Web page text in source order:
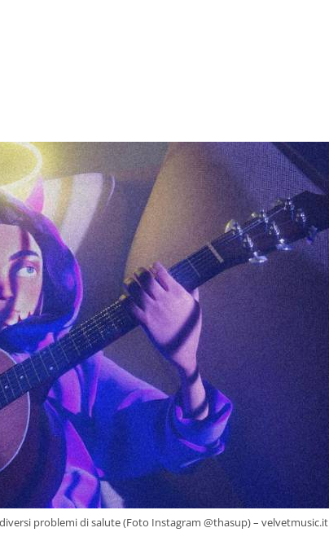
problemi di salute (Foto Instagram @thasup) – velvetmusic.it